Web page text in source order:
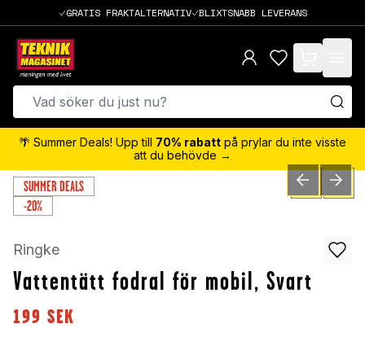
GRATIS FRAKTALTERNATIV BLIXTSNABB LEVERANS
items in cart,
🌴 Summer Deals! Upp till 70% rabatt på prylar du inte visste
att du behövde →
SUMMER DEALS
-20%
0/4 PREVIOUSNEXT
Ringke
Vattentätt fodral för mobil, Svart
199 SEK